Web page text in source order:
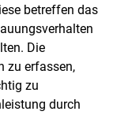
betreffen das
Die
zu erfassen,
zu
durch